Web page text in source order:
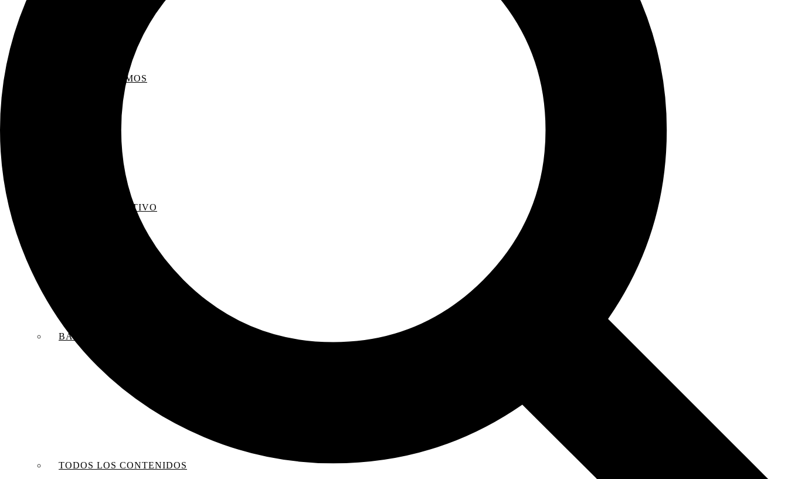
RECOMENDAMOS
EL SACO CREATIVO
BANDAS SONORAS ORIGINALES
TODOS LOS CONTENIDOS